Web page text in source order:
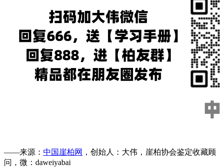
——来源： 中国崖柏网 ，创始人：大伟，崖柏协会鉴定收藏顾
问，微：daweiyabai